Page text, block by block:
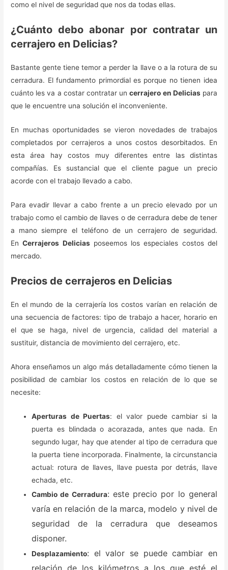
como el nivel de seguridad que nos da todas ellas.
¿Cuánto debo abonar por contratar un
cerrajero en Delicias?
Bastante gente tiene temor a perder la llave o a la rotura de su
cerradura. El fundamento primordial es porque no tienen idea
cuánto les va a costar contratar uncerrajero en Deliciaspara
que le encuentre una solución el inconveniente.
En muchas oportunidades se vieron novedades de trabajos
completados por cerrajeros a unos costos desorbitados. En
esta área hay costos muy diferentes entre las distintas
compañías. Es sustancial que el cliente pague un precio
acorde con el trabajo llevado a cabo.
Para evadir llevar a cabo frente a un precio elevado por un
trabajo como el cambio de llaves o de cerradura debe de tener
a mano siempre el teléfono de un cerrajero de seguridad.
EnCerrajeros Deliciasposeemos los especiales costos del
mercado.
Precios de cerrajeros en Delicias
En el mundo de la cerrajería los costos varían en relación de
una secuencia de factores: tipo de trabajo a hacer, horario en
el que se haga, nivel de urgencia, calidad del material a
sustituir, distancia de movimiento del cerrajero, etc.
Ahora enseñamos un algo más detalladamente cómo tienen la
posibilidad de cambiar los costos en relación de lo que se
necesite:
Aperturas de Puertas: el valor puede cambiar si la
puerta es blindada o acorazada, antes que nada. En
segundo lugar, hay que atender al tipo de cerradura que
la puerta tiene incorporada. Finalmente, la circunstancia
actual: rotura de llaves, llave puesta por detrás, llave
echada, etc.
Cambio de Cerradura: este precio por lo general
varía en relación de la marca, modelo y nivel de
seguridad de la cerradura que deseamos
disponer.
Desplazamiento: el valor se puede cambiar en
relación de los kilómetros a los que esté el